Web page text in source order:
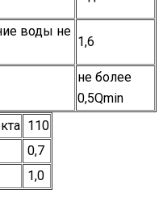
воды не
1,6
не более
0,5Qmin
110
0,7
1,0